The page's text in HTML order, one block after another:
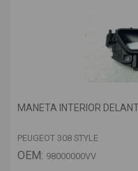
MANETA INTERIOR
PEUGEOT 308 STYLE
OEM: 98000000VV